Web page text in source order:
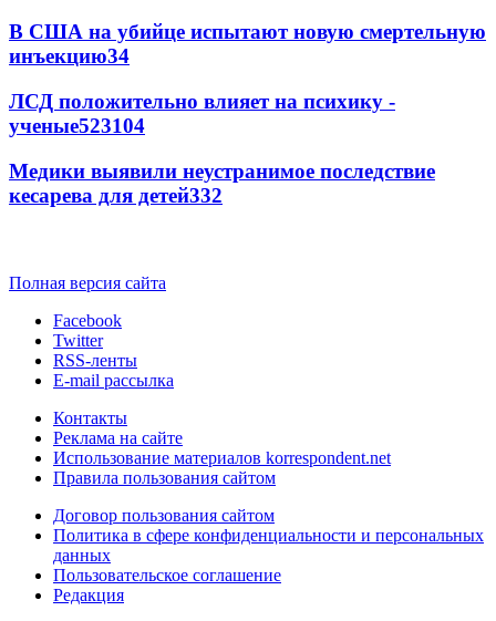
В США на убийце испытают новую смертельную
инъекцию34
ЛСД положительно влияет на психику -
ученые523104
Медики выявили неустранимое последствие
кесарева для детей332
Полная версия сайта
Facebook
Twitter
RSS-ленты
E-mail рассылка
Контакты
Реклама на сайте
Использование материалов korrespondent.net
Правила пользования сайтом
Договор пользования сайтом
Политика в сфере конфиденциальности и персональных
данных
Пользовательское соглашение
Редакция